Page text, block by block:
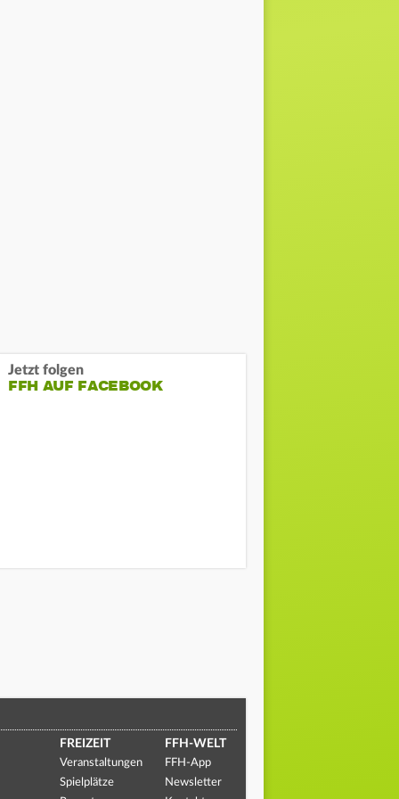
Jetzt folgen
FFH AUF FACEBOOK
FREIZEIT
Veranstaltungen
Spielplätze
FFH-WELT
FFH-App
Newsletter